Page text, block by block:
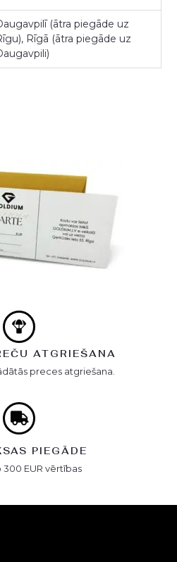
(ātra piegāde uz
Rīgā (ātra piegāde uz
ATGRIEŠANA
preces atgriešana.
PIEGĀDE
300 EUR vērtības